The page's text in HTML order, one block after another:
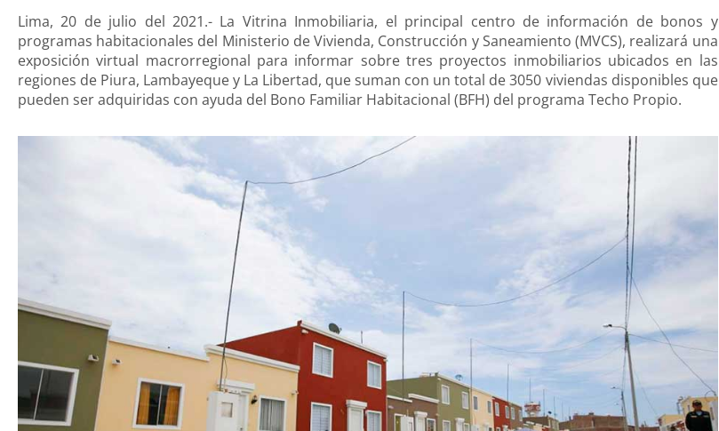
Lima, 20 de julio del 2021.- La Vitrina Inmobiliaria, el principal centro de información de bonos y
programas habitacionales del Ministerio de Vivienda, Construcción y Saneamiento (MVCS), realizará una
exposición virtual macrorregional para informar sobre tres proyectos inmobiliarios ubicados en las
regiones de Piura, Lambayeque y La Libertad, que suman con un total de 3050 viviendas disponibles que
pueden ser adquiridas con ayuda del Bono Familiar Habitacional (BFH) del programa Techo Propio.